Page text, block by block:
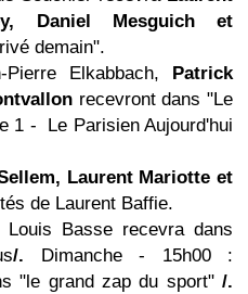
Daniel Mesguichet
demain".
Pierre Elkabbach, Patrick
recevront dans "Le
1 - Le Parisien Aujourd'hui
Laurent Mariotte et
de Laurent Baffie.
Louis Basse recevra dans
/. Dimanche - 15h00
:
"le grand zap du sport" /.